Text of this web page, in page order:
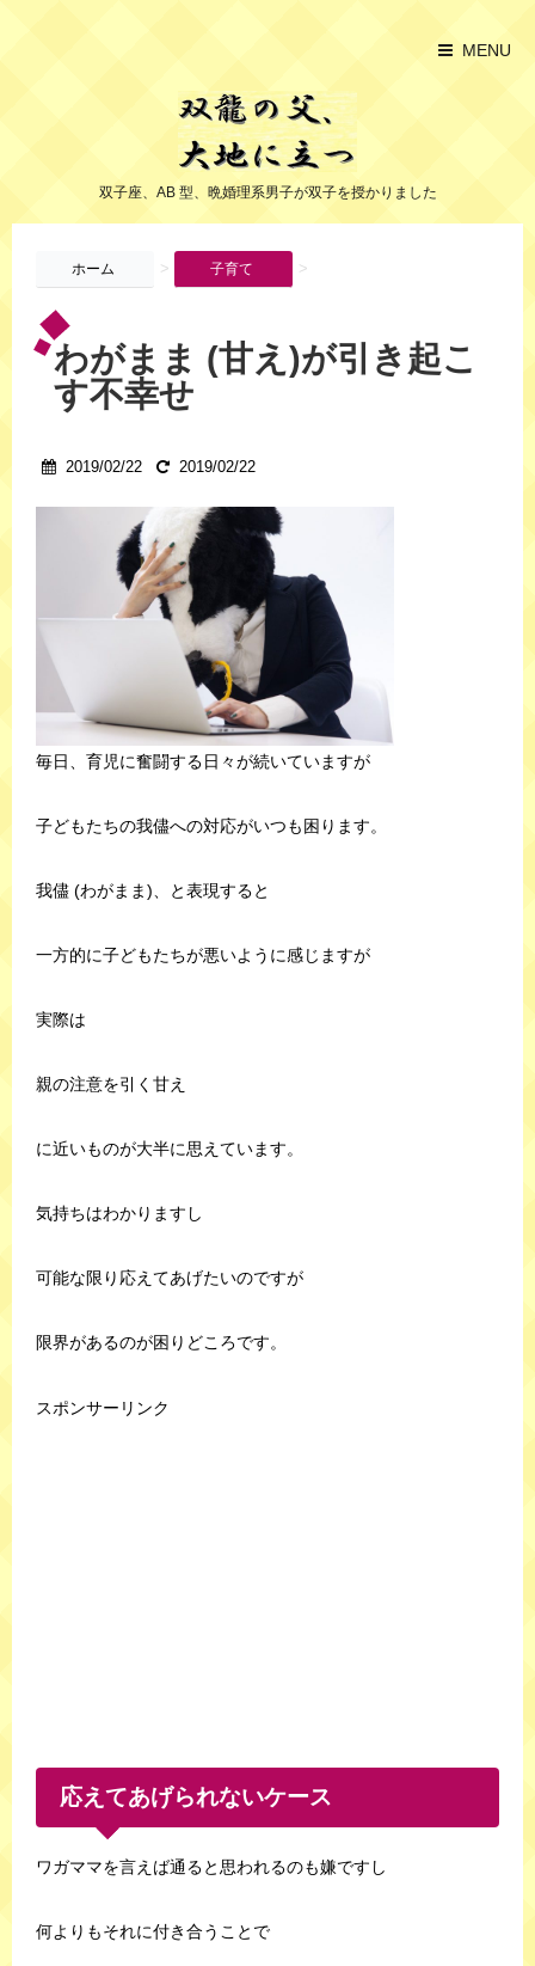
MENU
双子座、AB 型、晩婚理系男子が双子を授かりました
ホーム > 子育て >
わがまま (甘え)が引き起こ
す不幸せ
2019/02/22 2019/02/22
毎日、育児に奮闘する日々が続いていますが
子どもたちの我儘への対応がいつも困ります。
我儘 (わがまま)、と表現すると
一方的に子どもたちが悪いように感じますが
実際は
親の注意を引く甘え
に近いものが大半に思えています。
気持ちはわかりますし
可能な限り応えてあげたいのですが
限界があるのが困りどころです。
スポンサーリンク
応えてあげられないケース
ワガママを言えば通ると思われるのも嫌ですし
何よりもそれに付き合うことで